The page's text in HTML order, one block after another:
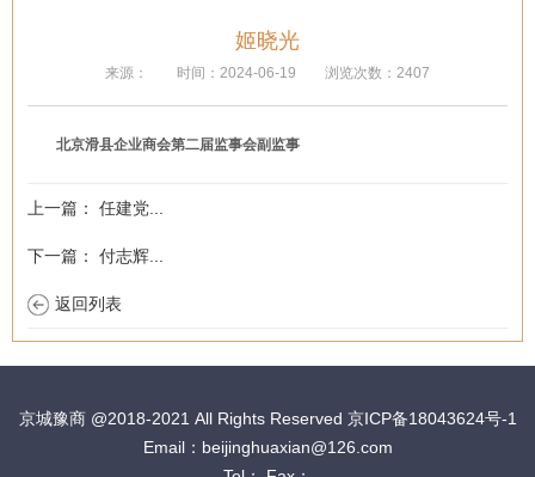
姬晓光
来源： 时间：2024-06-19 浏览次数：2407
北京滑县企业商会第二届监事会副监事
上一篇： 任建党...
下一篇： 付志辉...
返回列表
京城豫商 @2018-2021 All Rights Reserved 京ICP备18043624号-1
Email：beijinghuaxian@126.com